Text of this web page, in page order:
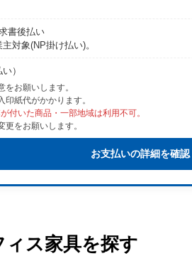
書後払い
対象(NP掛け払い)。
）
をお願いします。
印紙代がかかります。
付いた商品・一部地域は利用不可。
をお願いします。
お支払いの詳細を確認
ス家具を探す